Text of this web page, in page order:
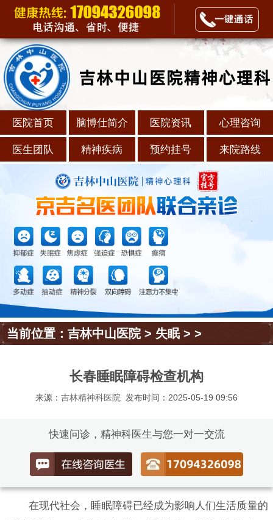
医院首页 脑博仕简介 医院资讯 心理咨询
医生团队 精神疾病 预约挂号 来院路线
当前位置：吉林中山医院> 失眠> >
长春睡眠障碍检查机构
来源： 吉林精神科医院 发布时间：2025-05-19 09:56
快速问诊，精神科医生与您一对一交流
在现代社会，睡眠障碍已经成为影响人们生活质量的